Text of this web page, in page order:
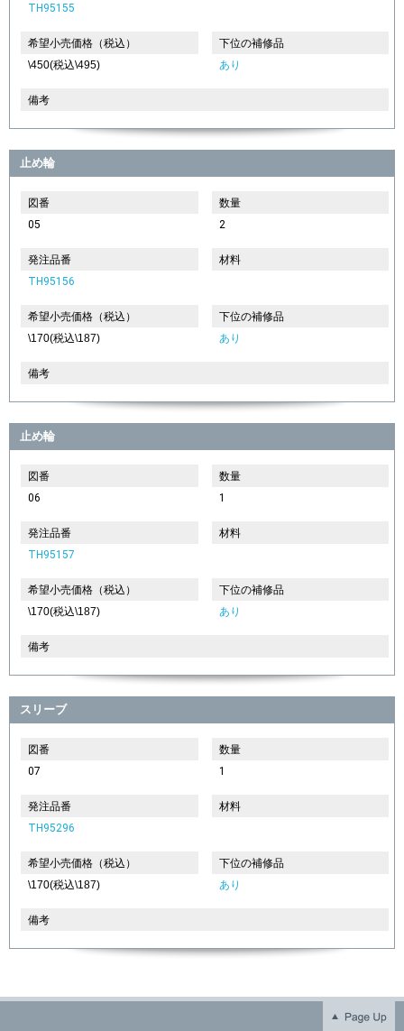
TH95155
希望小売価格（税込）
\450(税込\495)
下位の補修品
あり
備考
止め輪
図番
05
数量
2
発注品番
TH95156
材料
希望小売価格（税込）
\170(税込\187)
下位の補修品
あり
備考
止め輪
図番
06
数量
1
発注品番
TH95157
材料
希望小売価格（税込）
\170(税込\187)
下位の補修品
あり
備考
スリーブ
図番
07
数量
1
発注品番
TH95296
材料
希望小売価格（税込）
\170(税込\187)
下位の補修品
あり
備考